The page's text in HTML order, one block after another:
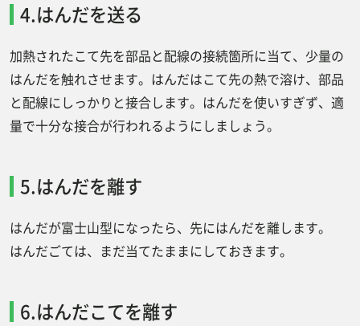
4.はんだを送る
加熱されたこて先を部品と配線の接続箇所に当て、少量の
はんだを触れさせます。はんだはこて先の熱で溶け、部品
と配線にしっかりと接合します。はんだを使いすぎず、適
量で十分な接合が行われるようにしましょう。
5.はんだを離す
はんだが富士山型になったら、先にはんだを離します。
はんだごては、まだ当てたままにしておきます。
6.はんだこてを離す